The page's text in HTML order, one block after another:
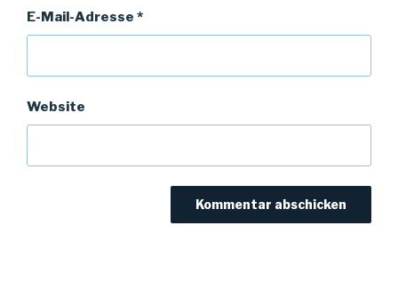
E-Mail-Adresse *
Website